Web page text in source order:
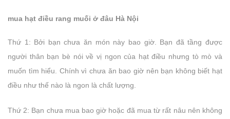
mua hạt điều rang muối ở đâu Hà Nội
Thứ 1: Bởi bạn chưa ăn món này bao giờ. Bạn đã tầng được
người thân bạn bè nói về vị ngon của hạt điều nhưng tò mò và
muốn tìm hiểu. Chính vì chưa ăn bao giờ nên bạn không biết hạt
điều như thế nào là ngon là chất lượng.
Thứ 2: Bạn chưa mua bao giờ hoặc đã mua từ rất nâu nên không